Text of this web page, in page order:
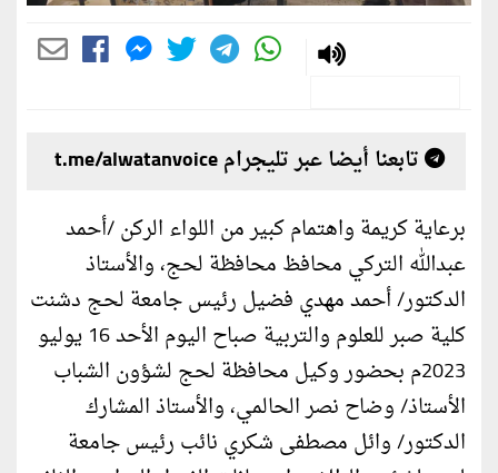
تابعنا أيضا عبر تليجرام t.me/alwatanvoice
برعاية كريمة واهتمام كبير من اللواء الركن /أحمد
عبدالله التركي محافظ محافظة لحج، والأستاذ
الدكتور/ أحمد مهدي فضيل رئيس جامعة لحج دشنت
كلية صبر للعلوم والتربية صباح اليوم الأحد 16 يوليو
2023م بحضور وكيل محافظة لحج لشؤون الشباب
الأستاذ/ وضاح نصر الحالمي، والأستاذ المشارك
الدكتور/ وائل مصطفى شكري نائب رئيس جامعة